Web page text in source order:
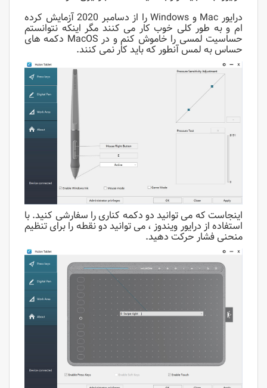
درایور Mac و Windows را از دسامبر 2020 آزمایش کرده
ام و به طور کلی خوب کار می کنند مگر اینکه نتوانستم
حساسیت لمسی را خاموش کنم و در MacOS دکمه های
حساس به لمس آنطور که باید کار نمی کنند.
اینجاست که می توانید دو دکمه کناری را سفارشی کنید. با
استفاده از درایور ویندوز ، می توانید دو نقطه را برای تنظیم
منحنی فشار حرکت دهید.